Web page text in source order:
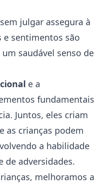
julgar assegura à
e sentimentos são
saudável senso de
e a
fundamentais
Juntos, eles criam
as crianças podem
a habilidade
de adversidades.
melhoramos a